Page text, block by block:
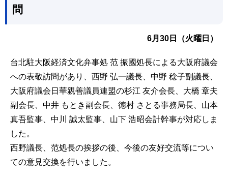
問
6月30日（火曜日）
台北駐大阪経済文化弁事処 范 振國処長による大阪府議会
への表敬訪問があり、西野 弘一議長、中野 稔子副議長、
大阪府議会日華親善議員連盟の杉江 友介会長、大橋 章夫
副会長、中井 もとき副会長、徳村 さとる事務局長、山本
真吾監事、中川 誠太監事、山下 浩昭会計幹事が対応しま
した。
西野議長、范処長の挨拶の後、今後の友好交流等につい
ての意見交換を行いました。